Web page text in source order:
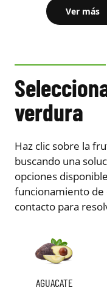
Ver más
verdura
Haz clic sobre la
buscando una
opciones
funcionamiento de
contacto para
AGUACATE